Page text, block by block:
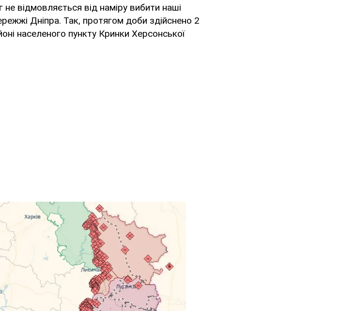
не відмовляється від наміру вибити наші
Дніпра. Так, протягом доби здійснено 2
населеного пункту Кринки Херсонської